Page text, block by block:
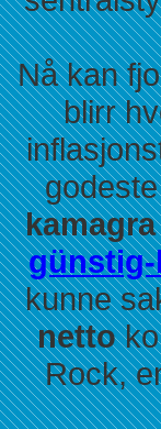
Nå kan
blirr
kunne
netto
Rock,